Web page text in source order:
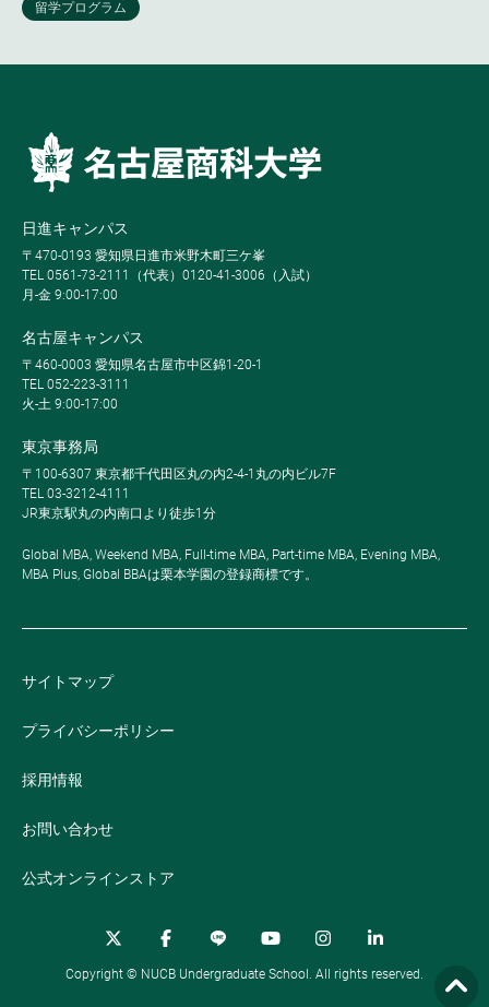
日進キャンパス
〒470-0193 愛知県日進市米野木町三ケ峯
TEL 0561-73-2111（代表）0120-41-3006（入試）
月-金 9:00-17:00
名古屋キャンパス
〒460-0003 愛知県名古屋市中区錦1-20-1
TEL 052-223-3111
火-土 9:00-17:00
東京事務局
〒100-6307 東京都千代田区丸の内2-4-1丸の内ビル7F
TEL 03-3212-4111
JR東京駅丸の内南口より徒歩1分
Global MBA, Weekend MBA, Full-time MBA, Part-time MBA, Evening MBA,
MBA Plus, Global BBAは栗本学園の登録商標です。
サイトマップ
プライバシーポリシー
採用情報
お問い合わせ
公式オンラインストア
Copyright © NUCB Undergraduate School. All rights reserved.